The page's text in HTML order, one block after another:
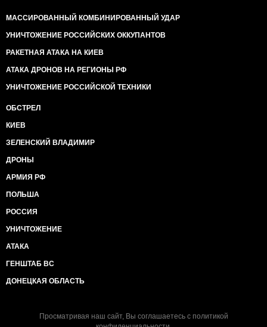
МАССИРОВАННЫЙ КОМБИНИРОВАННЫЙ УДАР
УНИЧТОЖЕНИЕ РОССИЙСКИХ ОККУПАНТОВ
РАКЕТНАЯ АТАКА НА КИЕВ
АТАКА ДРОНОВ НА РЕГИОНЫ РФ
УНИЧТОЖЕНИЕ РОССИЙСКОЙ ТЕХНИКИ
ОБСТРЕЛ
КИЕВ
ЗЕЛЕНСКИЙ ВЛАДИМИР
ДРОНЫ
АРМИЯ РФ
ПОЛЬША
РОССИЯ
УНИЧТОЖЕНИЕ
АТАКА
ГЕНШТАБ ВС
ДОНЕЦКАЯ ОБЛАСТЬ
Просматривая наш сайт, Вы соглашаетесь с политикой